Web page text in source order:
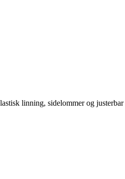
linning, sidelommer og